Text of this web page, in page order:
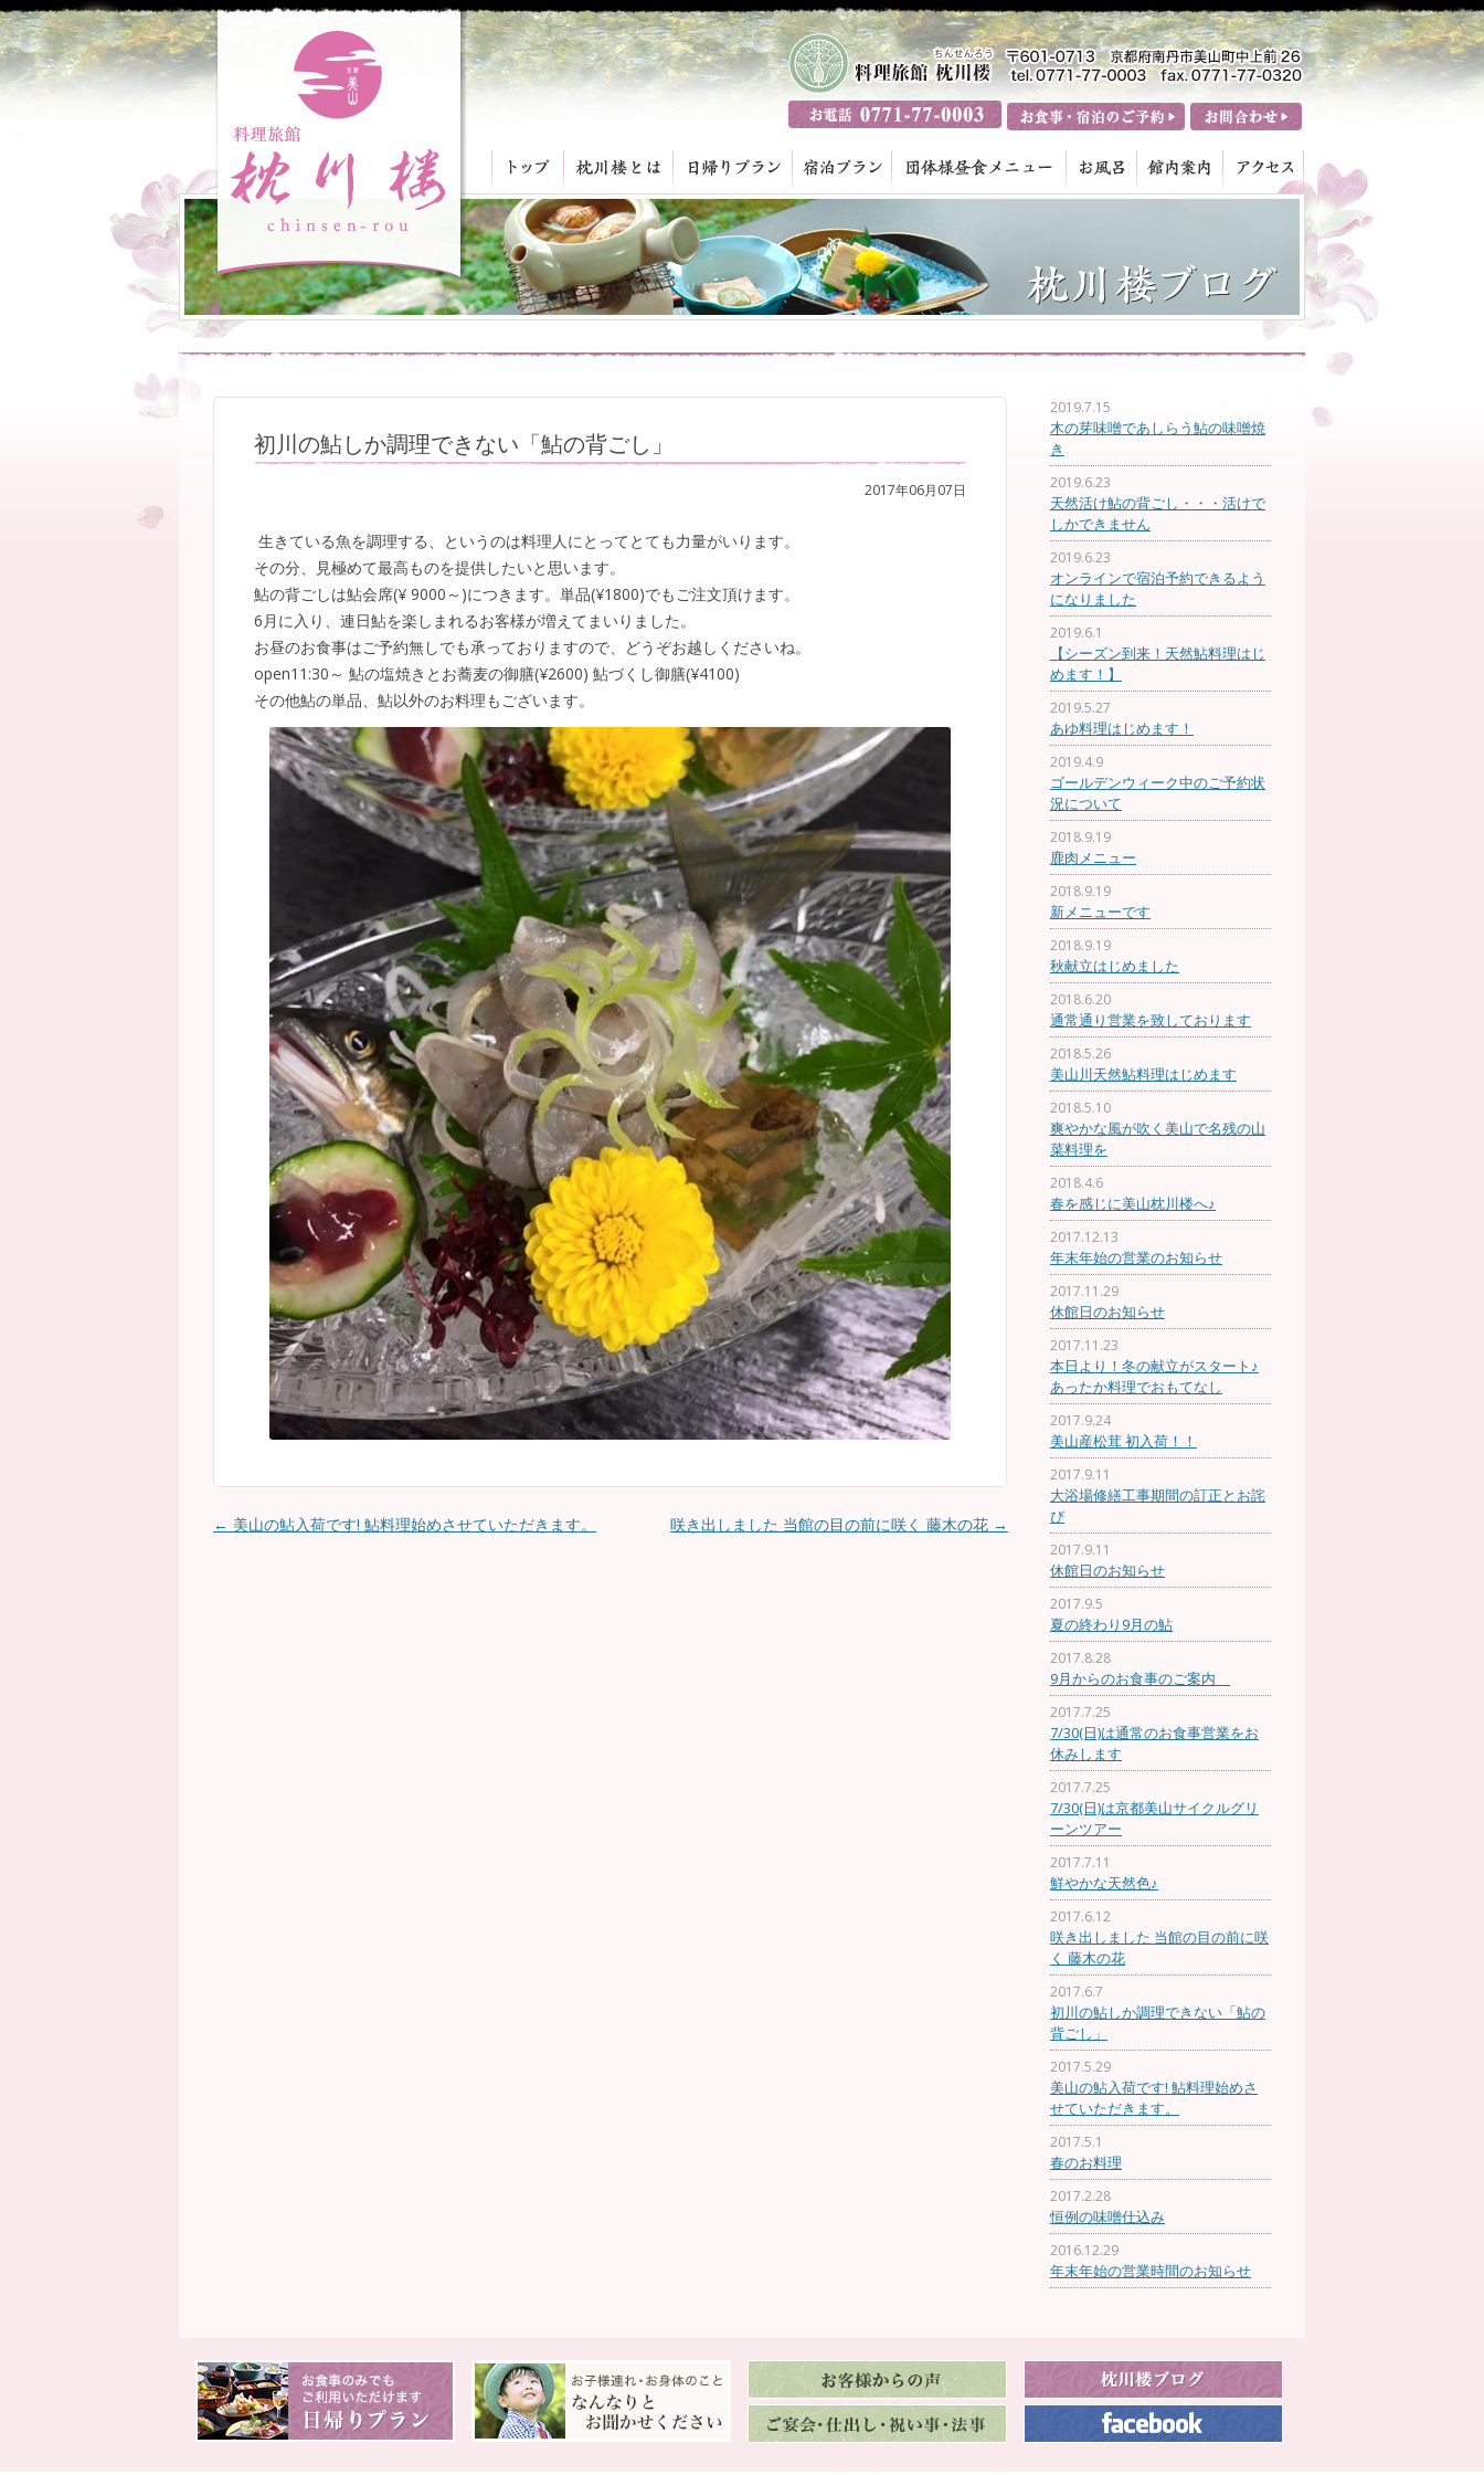
初川の鮎しか調理できない「鮎の背ごし」
2017年06月07日
生きている魚を調理する、というのは料理人にとってとて も力量がいります。
その分、見極めて最高ものを提供したいと思います。
鮎の背ごしは鮎会席(¥ 9000～)につきます。単品(¥1800)でもご注文頂けます。
6月に入り、連日鮎を楽しまれるお客様が増えてまいりま した。
お昼のお食事はご予約無しでも承っておりますので、どう ぞお越しくださいね。
open11:30～ 鮎の塩焼きとお蕎麦の御膳(¥2600) 鮎づくし御膳(¥4100)
その他鮎の単品、鮎以外のお料理もございます。
← 美山の鮎入荷です! 鮎料理始めさせていただきます。 咲き出しました 当館の目の前に咲く 藤木の花 →
2019.7.15
木の芽味噌であしらう鮎の味噌焼
き
2019.6.23
天然活け鮎の背ごし・・・活けで
しかできません
2019.6.23
オンラインで宿泊予約できるよう
になりました
2019.6.1
【シーズン到来！天然鮎料理はじ
めます！】
2019.5.27
あゆ料理はじめます！
2019.4.9
ゴールデンウィーク中のご予約状
況について
2018.9.19
鹿肉メニュー
2018.9.19
新メニューです
2018.9.19
秋献立はじめました
2018.6.20
通常通り営業を致しております
2018.5.26
美山川天然鮎料理はじめます
2018.5.10
爽やかな風が吹く美山で名残の山
菜料理を
2018.4.6
春を感じに美山枕川楼へ♪
2017.12.13
年末年始の営業のお知らせ
2017.11.29
休館日のお知らせ
2017.11.23
本日より！冬の献立がスタート♪
あったか料理でおもてなし
2017.9.24
美山産松茸 初入荷！！
2017.9.11
大浴場修繕工事期間の訂正とお詫
び
2017.9.11
休館日のお知らせ
2017.9.5
夏の終わり9月の鮎
2017.8.28
9月からのお食事のご案内
2017.7.25
7/30(日)は通常のお食事営業をお
休みします
2017.7.25
7/30(日)は京都美山サイクルグリ
ーンツアー
2017.7.11
鮮やかな天然色♪
2017.6.12
咲き出しました 当館の目の前に咲
く 藤木の花
2017.6.7
初川の鮎しか調理できない「鮎の
背ごし」
2017.5.29
美山の鮎入荷です! 鮎料理始めさ
せていただきます。
2017.5.1
春のお料理
2017.2.28
恒例の味噌仕込み
2016.12.29
年末年始の営業時間のお知らせ